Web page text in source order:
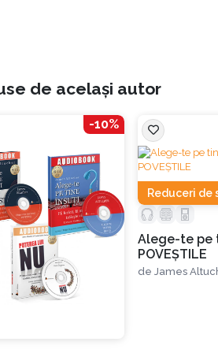
autorului, trăim în era Alege-te pe
După război, când bărbaţii s-au
un singur venit, la familii cu două
să trăiască Visul American. Însă din
aţi întrebat vreodată de ce piața de
asta, când piaţa atinge noi
Altucher)
de același autor
-10%
Reduceri de
Alege-te pe
POVEȘTILE
de James